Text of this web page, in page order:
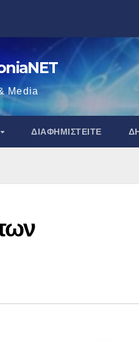
Media
ΔΙΑΦΗΜΙΣΤΕΊΤΕ